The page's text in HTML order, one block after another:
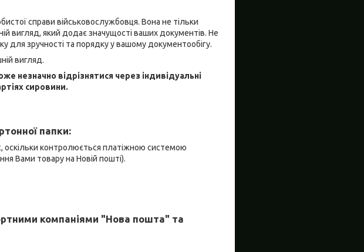
справи військовослужбовця. Вона не тільки
вигляд, який додає значущості ваших документів. Не
для зручності та порядку у вашому документообігу.
вигляд.
незначно відрізнятися через індивідуальні
сировини.
папки:
контролюється платіжною системою
Вами товару на Новій пошті).
компаніями "Нова пошта" та